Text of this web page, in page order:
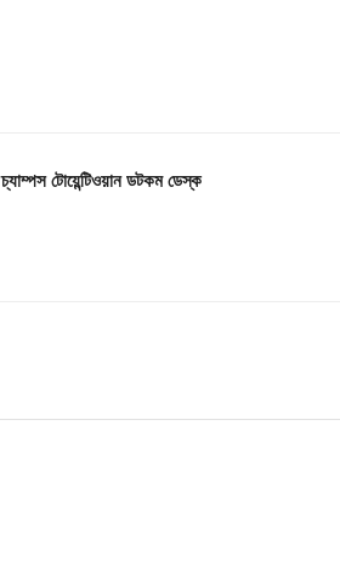
চ্যাম্পস টোয়েন্টিওয়ান ডটকম ডেস্ক